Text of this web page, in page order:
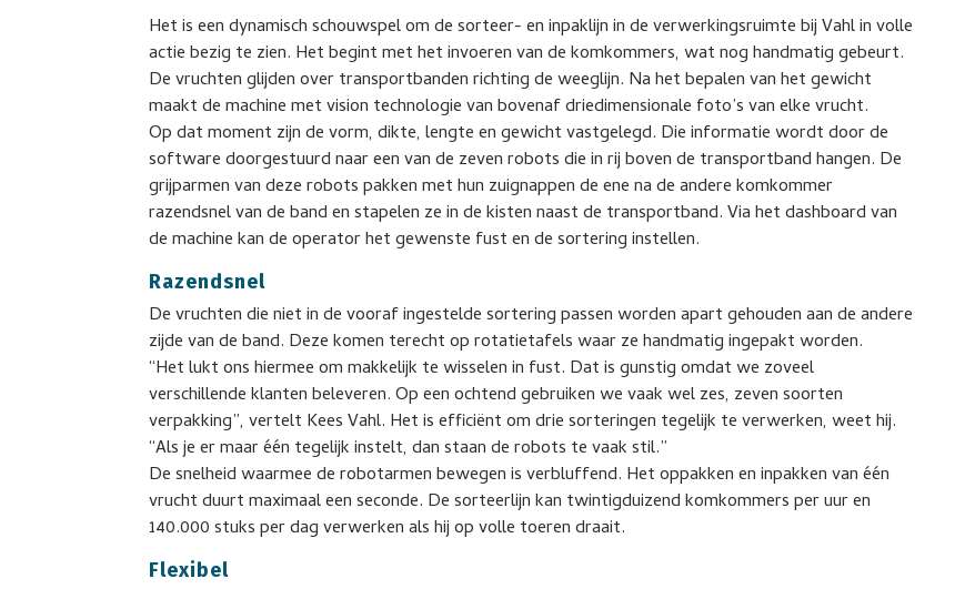
Het is een dynamisch schouwspel om de sorteer- en inpaklijn in de verwerkingsruimte bij Vahl in volle
actie bezig te zien. Het begint met het invoeren van de komkommers, wat nog handmatig gebeurt.
De vruchten glijden over transportbanden richting de weeglijn. Na het bepalen van het gewicht
maakt de machine met vision technologie van bovenaf driedimensionale foto’s van elke vrucht.
Op dat moment zijn de vorm, dikte, lengte en gewicht vastgelegd. Die informatie wordt door de
software doorgestuurd naar een van de zeven robots die in rij boven de transportband hangen. De
grijparmen van deze robots pakken met hun zuignappen de ene na de andere komkommer
razendsnel van de band en stapelen ze in de kisten naast de transportband. Via het dashboard van
de machine kan de operator het gewenste fust en de sortering instellen.
Razendsnel
De vruchten die niet in de vooraf ingestelde sortering passen worden apart gehouden aan de andere
zijde van de band. Deze komen terecht op rotatietafels waar ze handmatig ingepakt worden.
“Het lukt ons hiermee om makkelijk te wisselen in fust. Dat is gunstig omdat we zoveel
verschillende klanten beleveren. Op een ochtend gebruiken we vaak wel zes, zeven soorten
verpakking”, vertelt Kees Vahl. Het is efficiënt om drie sorteringen tegelijk te verwerken, weet hij.
“Als je er maar één tegelijk instelt, dan staan de robots te vaak stil.”
De snelheid waarmee de robotarmen bewegen is verbluffend. Het oppakken en inpakken van één
vrucht duurt maximaal een seconde. De sorteerlijn kan twintigduizend komkommers per uur en
140.000 stuks per dag verwerken als hij op volle toeren draait.
Flexibel